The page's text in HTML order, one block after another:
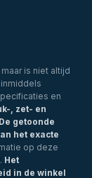
is niet altijd
en
, zet- en
De getoonde
het exacte
op deze
Het
in de winkel